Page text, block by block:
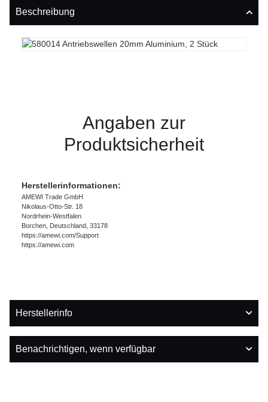
Beschreibung
Angaben zur
Produktsicherheit
Herstellerinformationen:
AMEWI Trade GmbH
Nikolaus-Otto-Str. 18
Nordrhein-Westfalen
Borchen, Deutschland, 33178
https://amewi.com/Support
https://amewi.com
Herstellerinfo
Benachrichtigen, wenn verfügbar